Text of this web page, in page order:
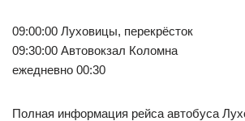
09:00:00 Луховицы, перекрёсток
09:30:00 Автовокзал Коломна
ежедневно 00:30
Полная информация рейса автобуса